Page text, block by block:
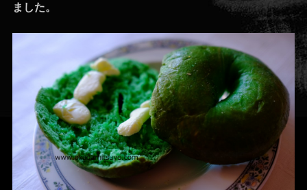
ました。